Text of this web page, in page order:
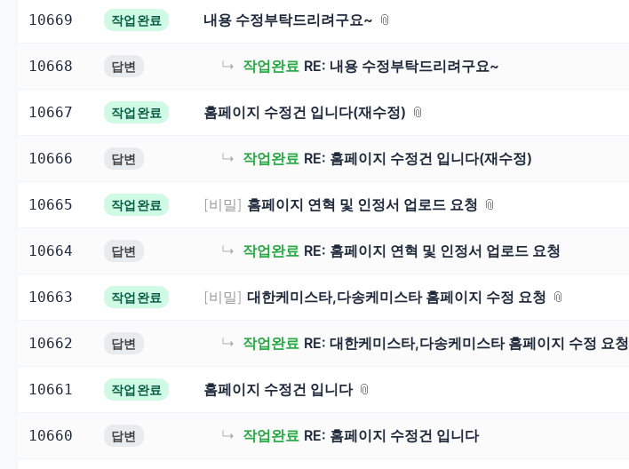
색
최
적
화
(AIO)
10669 작업완료 내용 수정부탁드리려구요~
10668 답변 ↳ 작업완료 RE: 내용 수정부탁드리려구요~
10667 작업완료 홈페이지 수정건 입니다(재수정)
10666 답변 ↳ 작업완료 RE: 홈페이지 수정건 입니다(재수정)
10665 작업완료 [비밀] 홈페이지 연혁 및 인정서 업로드 요청
10664 답변 ↳ 작업완료 RE: 홈페이지 연혁 및 인정서 업로드 요청
10663 작업완료 [비밀] 대한케미스타,다송케미스타 홈페이지 수정 요청
10662 답변 ↳ 작업완료 RE: 대한케미스타,다송케미스타 홈페이지 수정 요청
10661 작업완료 홈페이지 수정건 입니다
10660 답변 ↳ 작업완료 RE: 홈페이지 수정건 입니다